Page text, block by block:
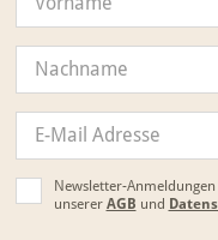
Newsletter-
unserer AGB und